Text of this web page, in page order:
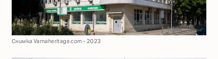
Снимка Varnaheritage.com - 2023